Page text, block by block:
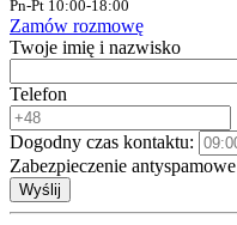
Pn-Pt 10:00-18:00
Zamów rozmowę
Twoje imię i nazwisko
Telefon
Dogodny czas kontaktu:
Zabezpieczenie antyspamowe
Wyślij